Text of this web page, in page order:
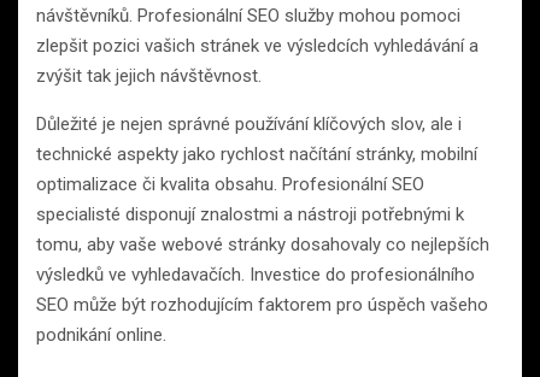
návštěvníků. Profesionální SEO služby mohou pomoci
zlepšit pozici vašich stránek ve výsledcích vyhledávání a
zvýšit tak jejich návštěvnost.
Důležité je nejen správné používání klíčových slov, ale i
technické aspekty jako rychlost načítání stránky, mobilní
optimalizace či kvalita obsahu. Profesionální SEO
specialisté disponují znalostmi a nástroji potřebnými k
tomu, aby vaše webové stránky dosahovaly co nejlepších
výsledků ve vyhledavačích. Investice do profesionálního
SEO může být rozhodujícím faktorem pro úspěch vašeho
podnikání online.